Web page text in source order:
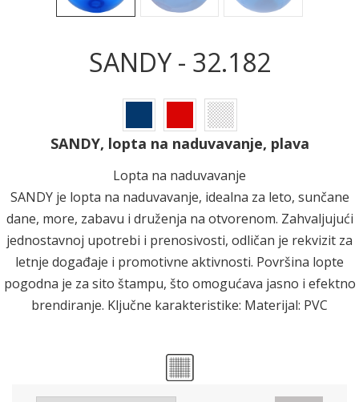
SANDY - 32.182
SANDY, lopta na naduvavanje, plava
Lopta na naduvavanje
SANDY je lopta na naduvavanje, idealna za leto, sunčane
dane, more, zabavu i druženja na otvorenom. Zahvaljujući
jednostavnoj upotrebi i prenosivosti, odličan je rekvizit za
letnje događaje i promotivne aktivnosti. Površina lopte
pogodna je za sito štampu, što omogućava jasno i efektno
brendiranje. Ključne karakteristike: Materijal: PVC